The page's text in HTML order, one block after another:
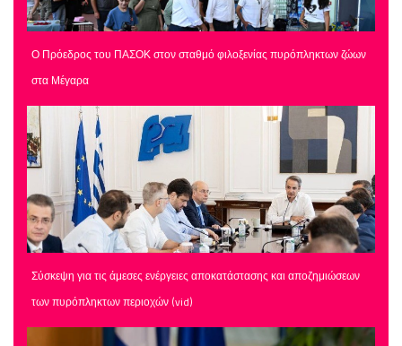
Ο Πρόεδρος του ΠΑΣΟΚ στον σταθμό φιλοξενίας πυρόπληκτων ζώων
στα Μέγαρα
Σύσκεψη για τις άμεσες ενέργειες αποκατάστασης και αποζημιώσεων
των πυρόπληκτων περιοχών (vid)